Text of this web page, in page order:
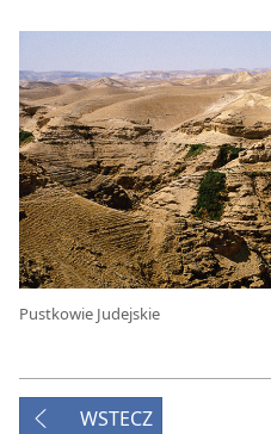
Pustkowie Judejskie
WSTECZ